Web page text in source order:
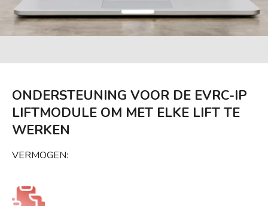
ONDERSTEUNING VOOR DE EVRC-IP
LIFTMODULE OM MET ELKE LIFT TE
WERKEN
VERMOGEN: